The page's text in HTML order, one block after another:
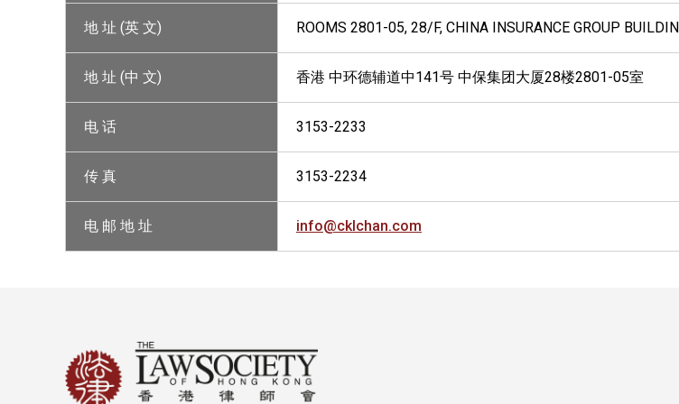
地 址 (英 文) ROOMS 2801-05, 28/F, CHINA INSURANCE GROUP
地 址 (中 文) 香港 中环德辅道中141号 中保集团大厦28楼2801-05室
电 话 3153-2233
传 真 3153-2234
电 邮 地 址 info@cklchan.com